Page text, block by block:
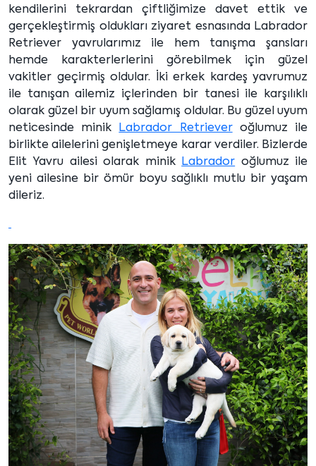
kendilerini tekrardan çiftliğimize davet ettik ve
gerçekleştirmiş oldukları ziyaret esnasında Labrador
Retriever yavrularımız ile hem tanışma şansları
hemde karakterlerlerini görebilmek için güzel
vakitler geçirmiş oldular. İki erkek kardeş yavrumuz
ile tanışan ailemiz içlerinden bir tanesi ile karşılıklı
olarak güzel bir uyum sağlamış oldular. Bu güzel uyum
neticesinde minik
Labrador Retrieveroğlumuz ile
birlikte ailelerini genişletmeye karar verdiler. Bizlerde
Elit Yavru ailesi olarak minik
Labrador oğlumuz ile
yeni ailesine bir ömür boyu sağlıklı mutlu bir yaşam
dileriz.